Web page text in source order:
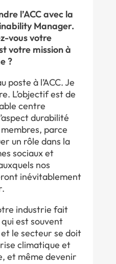
l’ACC avec la
Manager.
vous votre
votre mission à
?
poste à l’ACC. Je
L’objectif est de
centre
durabilité
parce
un rôle dans la
sociaux et
nos
inévitablement
industrie fait
est souvent
le secteur se doit
climatique et
et même devenir